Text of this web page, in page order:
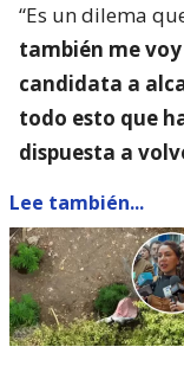
“Es un dilema
también me
candidata a
todo esto que
dispuesta a
Lee también...